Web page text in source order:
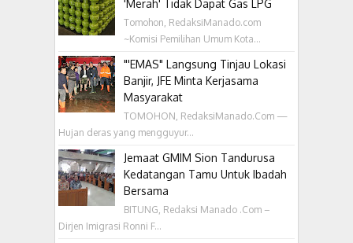
'Merah' Tidak Dapat Gas LPG
Tomohon, RedaksiManado.com
~Komisi Pemilihan Umum Kota...
"'EMAS" Langsung Tinjau Lokasi
Banjir, JFE Minta Kerjasama
Masyarakat
TOMOHON, RedaksiManado.Com —
Hujan deras yang mengguyur...
Jemaat GMIM Sion Tandurusa
Kedatangan Tamu Untuk Ibadah
Bersama
BITUNG, Redaksi Manado .Com –
Dirjen Imigrasi Ronni F...